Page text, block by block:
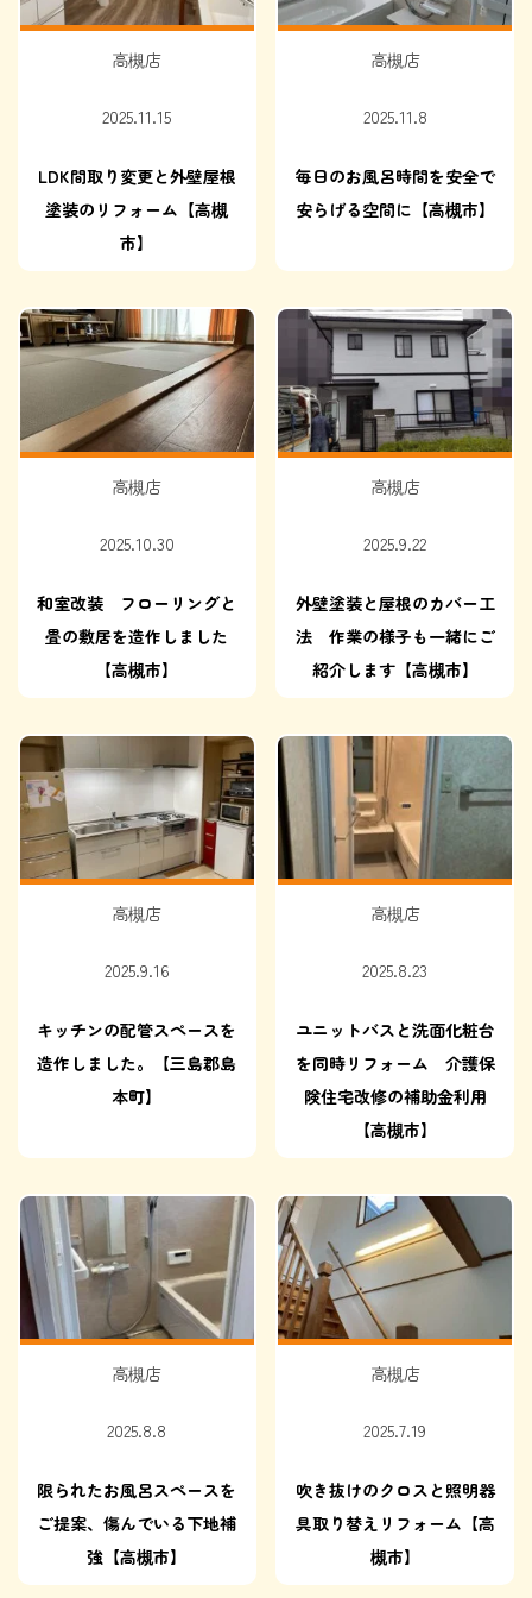
高槻店
2025.11.15
LDK間取り変更と外壁屋根
塗装のリフォーム【高槻
市】
高槻店
2025.11.8
毎日のお風呂時間を安全で
安らげる空間に【高槻市】
高槻店
2025.10.30
和室改装 フローリングと
畳の敷居を造作しました
【高槻市】
高槻店
2025.9.22
外壁塗装と屋根のカバー工
法 作業の様子も一緒にご
紹介します【高槻市】
高槻店
2025.9.16
キッチンの配管スペースを
造作しました。【三島郡島
本町】
高槻店
2025.8.23
ユニットバスと洗面化粧台
を同時リフォーム 介護保
険住宅改修の補助金利用
【高槻市】
高槻店
2025.8.8
限られたお風呂スペースを
ご提案、傷んでいる下地補
強【高槻市】
高槻店
2025.7.19
吹き抜けのクロスと照明器
具取り替えリフォーム【高
槻市】